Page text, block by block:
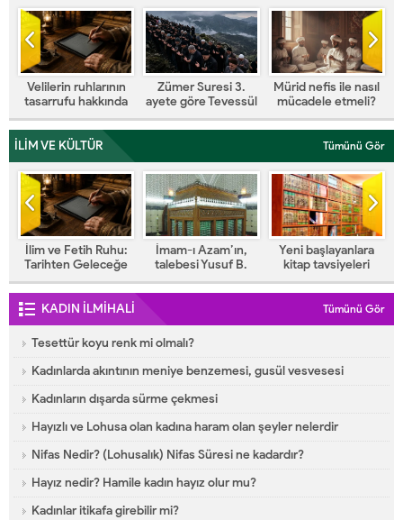
Zümer Suresi 3.
ayete göre Tevessül
Şirk mi?
Mürid nefis ile nasıl
mücadele etmeli?
ÖLÜYE SESLENMEK
MEDET YA FİLAN
DEMEK ŞİRK Mİ?
İSTİĞASE
İLİM VE KÜLTÜR
Tümünü Gör
İmam-ı Azam’ın,
talebesi Yusuf B.
Halit Es-Semtî’ye
vasiyeti
Yeni başlayanlara
kitap tavsiyeleri
İlahiyat yüksek lisans
ve Doktora tez
tavsiyeleri
KADIN İLMİHALİ Tümünü Gör
Tesettür koyu renk mi olmalı?
Kadınlarda akıntının meniye benzemesi, gusül vesvesesi
Kadınların dışarda sürme çekmesi
Hayızlı ve Lohusa olan kadına haram olan şeyler nelerdir
Nifas Nedir? (Lohusalık) Nifas Süresi ne kadardır?
Hayız nedir? Hamile kadın hayız olur mu?
Kadınlar itikafa girebilir mi?